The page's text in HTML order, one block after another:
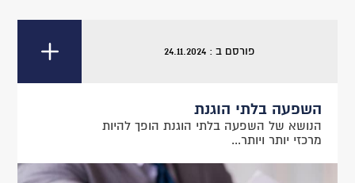
פורסם ב : 24.11.2024
השפעה בלתי הוגנת
הנושא של השפעה בלתי הוגנת הופך להיות
מרכזי יותר ויותר...